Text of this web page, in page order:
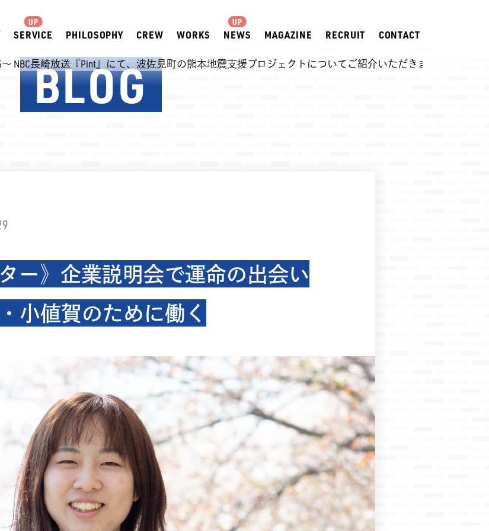
SERVICE PHILOSOPHY CREW WORKS NEWS MAGAZINE RECRUIT CONTACT
放送『Pint』にて、波佐見町の熊本地震支援プロジェクトについてご紹介いただきます。 2026.08.04 ... 【
BLOG
ー》企業説明会で運命の出会い
小値賀のために働く